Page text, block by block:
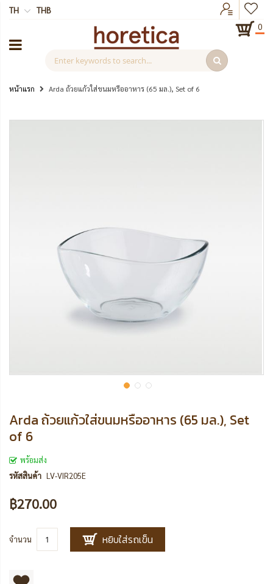
TH
THB
0
หน้าแรก Arda ถ้วยแก้วใส่ขนมหรืออาหาร (65 มล.), Set of 6
Arda ถ้วยแก้วใส่ขนมหรืออาหาร (65 มล.), Set
of 6
พร้อมส่ง
รหัสสินค้า LV-VIR205E
฿270.00
จำนวน หยิบใส่รถเข็น